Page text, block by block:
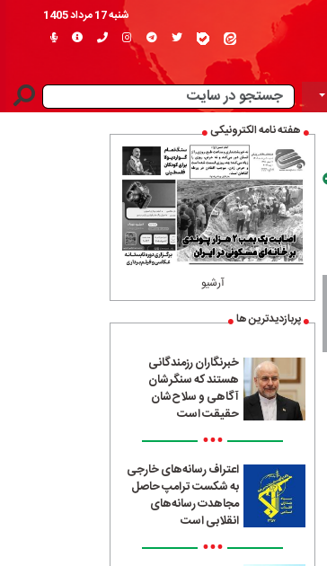
شنبه 17 مرداد 1405
هفته نامه الکترونیکی
آرشیو
پربازدیدترین ها
خبرنگاران رزمندگانی
هستند که سنگرشان
آگاهی و سلاح‌شان
حقیقت است
•••
اعتراف رسانه‌های خارجی
به شکست ترامپ حاصل
مجاهدت رسانه‌های
انقلابی است
•••